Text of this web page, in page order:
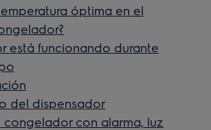
óptima en el
está funcionando durante
del dispensador
congelador con alarma, luz